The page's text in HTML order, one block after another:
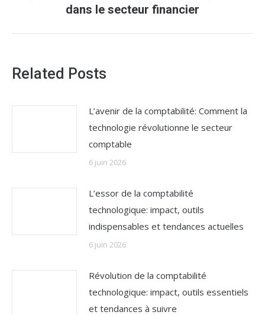
suivant
dans le secteur financier
Related Posts
L’avenir de la comptabilité: Comment la
technologie révolutionne le secteur
comptable
6 juin 2026
L’essor de la comptabilité
technologique: impact, outils
indispensables et tendances actuelles
6 juin 2026
Révolution de la comptabilité
technologique: impact, outils essentiels
et tendances à suivre